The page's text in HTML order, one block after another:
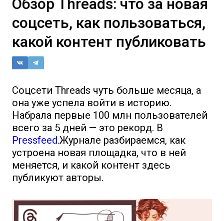
Обзор Threads: что за новая
соцсеть, как пользоваться,
какой контент публиковать
Соцсети Threads чуть больше месяца, а
она уже успела войти в историю.
Набрала первые 100 млн пользователей
всего за 5 дней — это рекорд. В
Pressfeed.Журнале разбираемся, как
устроена новая площадка, что в ней
меняется, и какой контент здесь
публикуют авторы.